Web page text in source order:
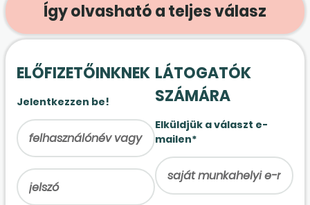
Így olvasható a teljes válasz
ELŐFIZETŐINKNEK
Jelentkezzen be!
LÁTOGATÓK
SZÁMÁRA
Elküldjük a választ e-
mailen*